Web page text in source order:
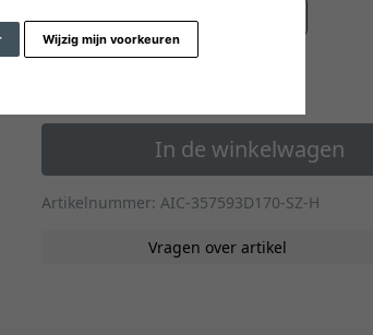
Wijzig mijn voorkeuren
» naar de formaten op maat
In de winkelwagen
Artikelnummer: AIC-357593D170-SZ-H
Vragen over artikel